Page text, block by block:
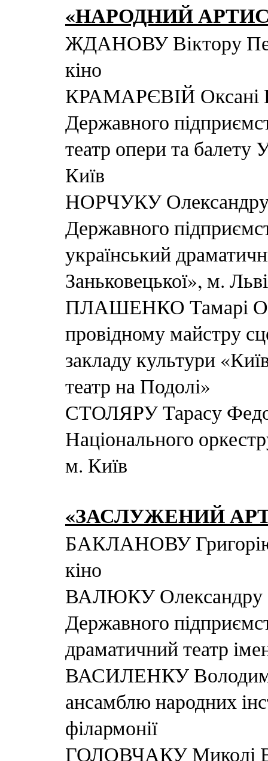
«НАРОДНИЙ
ЖДАНОВУ Віктору
кіно
КРАМАРЄВІЙ Оксані
Державного
театр опери та
Київ
НОРЧУКУ Олександру
Державного
український
Заньковецької», м.
ПЛАШЕНКО Тамарі
провідному майстру
закладу культури
театр на Подолі»
СТОЛЯРУ Тарасу
Національного
м. Київ
«ЗАСЛУЖЕНИЙ
БАКЛАНОВУ Григорію
кіно
ВАЛЮКУ Олександру
Державного
драматичний театр
ВАСИЛЕНКУ
ансамблю народних
філармонії
ГОЛОВЧАКУ Миколі